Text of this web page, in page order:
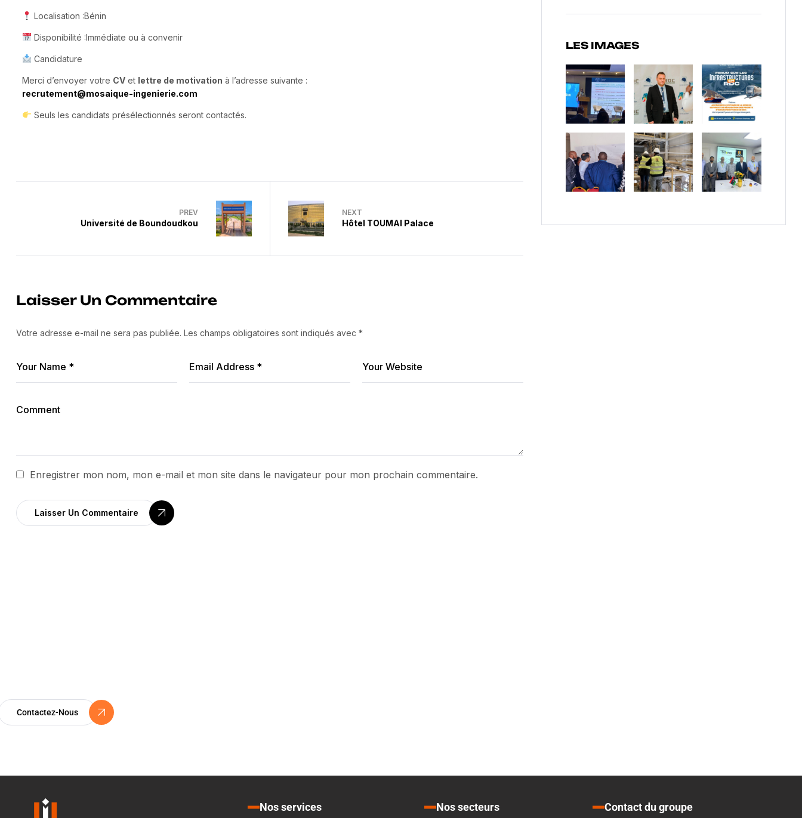
Localisation :Bénin
Disponibilité :Immédiate ou à convenir
Candidature
Merci d’envoyer votre CV et lettre de motivation à l’adresse suivante :
recrutement@mosaique-ingenierie.com
Seuls les candidats présélectionnés seront contactés.
PREV
Université de Boundoudkou
NEXT
Hôtel TOUMAI Palace
Laisser Un Commentaire
Votre adresse e-mail ne sera pas publiée. Les champs obligatoires sont indiqués avec *
Enregistrer mon nom, mon e-mail et mon site dans le navigateur pour mon prochain commentaire.
Laisser Un Commentaire
LES IMAGES
Contactez-Nous
Nos services Nos secteurs Contact du groupe